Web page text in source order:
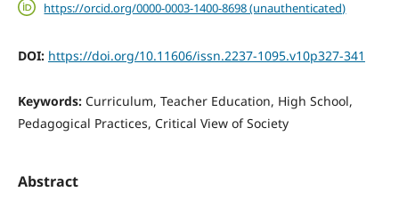
https://orcid.org/0000-0003-1400-8698 (unauthenticated)
DOI: https://doi.org/10.11606/issn.2237-1095.v10p327-341
Keywords: Curriculum, Teacher Education, High School,
Pedagogical Practices, Critical View of Society
Abstract